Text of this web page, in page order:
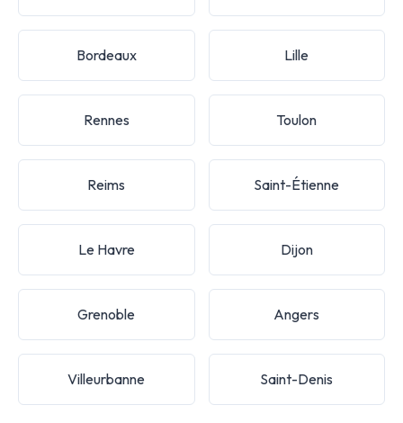
Bordeaux Lille
Rennes Toulon
Reims Saint-Étienne
Le Havre Dijon
Grenoble Angers
Villeurbanne Saint-Denis